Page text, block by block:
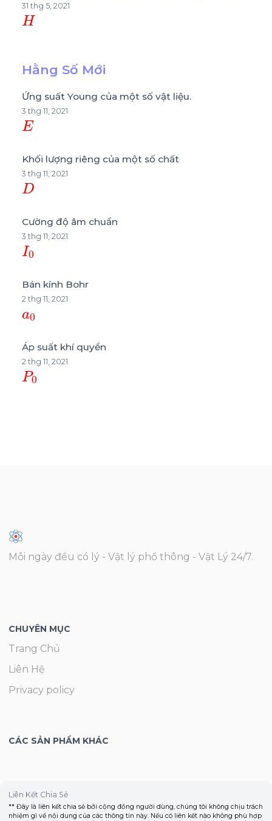
31 thg 5, 2021
H
Hằng Số Mới
Ứng suất Young của một số vật liệu.
3 thg 11, 2021
E
Khối lượng riêng của một số chất
3 thg 11, 2021
D
Cường độ âm chuẩn
3 thg 11, 2021
I0
Bán kính Bohr
2 thg 11, 2021
a0
Áp suất khí quyển
2 thg 11, 2021
P0
Mỗi ngày đều có lý - Vật lý phổ thông - Vật Lý 24/7.
CHUYÊN MỤC
Trang Chủ
Liên Hệ
Privacy policy
CÁC SẢN PHẨM KHÁC
Liên Kết Chia Sẻ
** Đây là liên kết chia sẻ bởi cộng đồng người dùng, chúng tôi không chịu trách
nhiệm gì về nội dung của các thông tin này. Nếu có liên kết nào không phù hợp